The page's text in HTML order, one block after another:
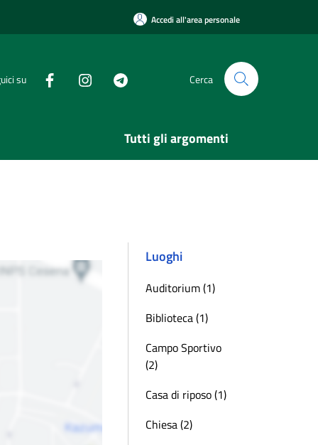
Accedi all'area personale
su Cerca
Tutti gli argomenti
Luoghi
Auditorium (1)
Biblioteca (1)
Campo Sportivo
(2)
Casa di riposo (1)
Chiesa (2)